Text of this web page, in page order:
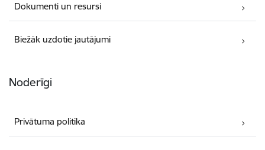
Dokumenti un resursi
Biežāk uzdotie jautājumi
Noderīgi
Privātuma politika